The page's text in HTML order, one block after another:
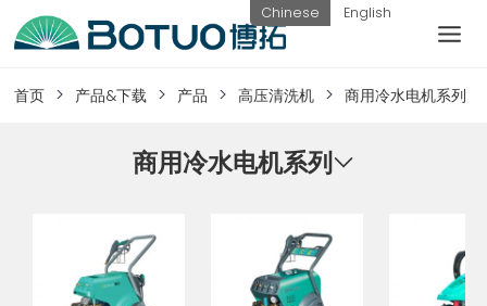
工作日热线
电话：
提交询
首页 产品&下载 产品 高压清洗机 商用冷水电机系列
商用冷水电机系列
Chinese English